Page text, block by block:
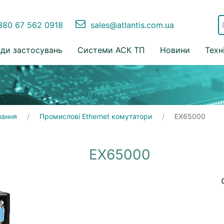
67 562 0918 sales@atlantis.com.ua
застосувань Системи АСК ТП Новини
Промислові Ethernet комутатори EX65000
EX65000